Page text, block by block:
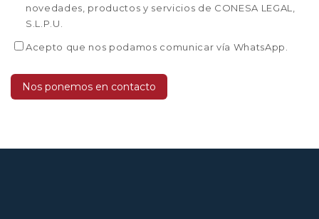
novedades, productos y servicios de CONESA LEGAL,
S.L.P.U.
Acepto que nos podamos comunicar vía WhatsApp.